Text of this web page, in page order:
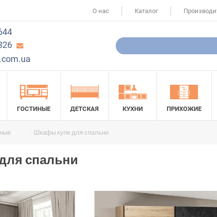
О нас Каталог
ГОСТИНЫЕ ДЕТСКАЯ КУХНИ ПРИХОЖИЕ
Шкафы купе для спальни
спальни